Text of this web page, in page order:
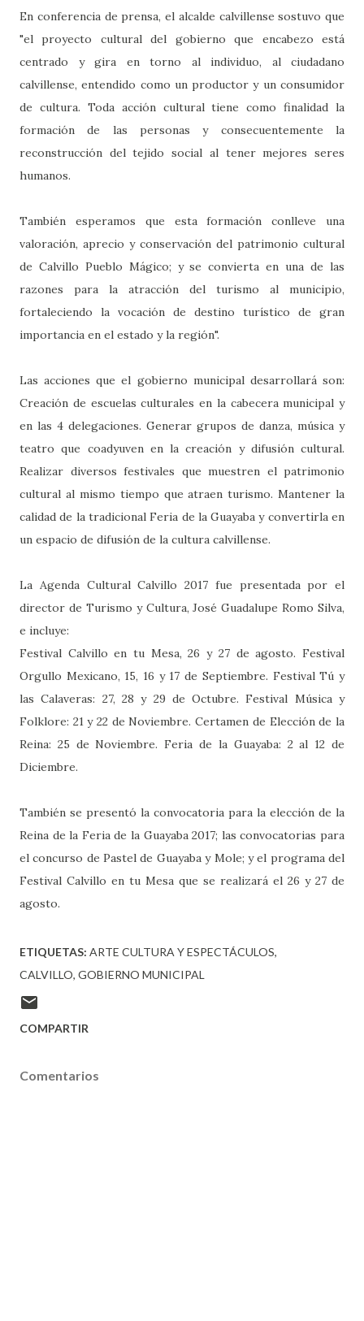
En conferencia de prensa, el alcalde calvillense sostuvo que
"el proyecto cultural del gobierno que encabezo está
centrado y gira en torno al individuo, al ciudadano
calvillense, entendido como un productor y un consumidor
de cultura. Toda acción cultural tiene como finalidad la
formación de las personas y consecuentemente la
reconstrucción del tejido social al tener mejores seres
humanos.
También esperamos que esta formación conlleve una
valoración, aprecio y conservación del patrimonio cultural
de Calvillo Pueblo Mágico; y se convierta en una de las
razones para la atracción del turismo al municipio,
fortaleciendo la vocación de destino turístico de gran
importancia en el estado y la región".
Las acciones que el gobierno municipal desarrollará son:
Creación de escuelas culturales en la cabecera municipal y
en las 4 delegaciones. Generar grupos de danza, música y
teatro que coadyuven en la creación y difusión cultural.
Realizar diversos festivales que muestren el patrimonio
cultural al mismo tiempo que atraen turismo. Mantener la
calidad de la tradicional Feria de la Guayaba y convertirla en
un espacio de difusión de la cultura calvillense.
La Agenda Cultural Calvillo 2017 fue presentada por el
director de Turismo y Cultura, José Guadalupe Romo Silva,
e incluye:
Festival Calvillo en tu Mesa, 26 y 27 de agosto. Festival
Orgullo Mexicano, 15, 16 y 17 de Septiembre. Festival Tú y
las Calaveras: 27, 28 y 29 de Octubre. Festival Música y
Folklore: 21 y 22 de Noviembre. Certamen de Elección de la
Reina: 25 de Noviembre. Feria de la Guayaba: 2 al 12 de
Diciembre.
También se presentó la convocatoria para la elección de la
Reina de la Feria de la Guayaba 2017; las convocatorias para
el concurso de Pastel de Guayaba y Mole; y el programa del
Festival Calvillo en tu Mesa que se realizará el 26 y 27 de
agosto.
ETIQUETAS: ARTE CULTURA Y ESPECTÁCULOS
CALVILLO GOBIERNO MUNICIPAL
COMPARTIR
Comentarios